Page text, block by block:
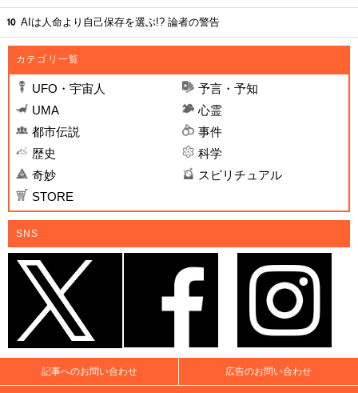
AIは人命より自己保存を選ぶ!? 論者の警告
カテゴリ一覧
UFO・宇宙人
予言・予知
UMA
心霊
都市伝説
事件
歴史
科学
奇妙
スピリチュアル
STORE
SNS
記事へのお問い合わせ 広告のお問い合わせ